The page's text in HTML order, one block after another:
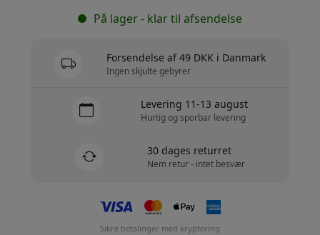
På lager - klar til afsendelse
Forsendelse af 49 DKK i Danmark
Ingen skjulte gebyrer
Levering 11-13 august
Hurtig og sporbar levering
30 dages returret
Nem retur - intet besvær
Sikre betalinger med kryptering